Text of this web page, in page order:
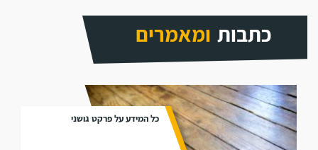
כתבות ומאמרים
כל המידע על פרקט גושני